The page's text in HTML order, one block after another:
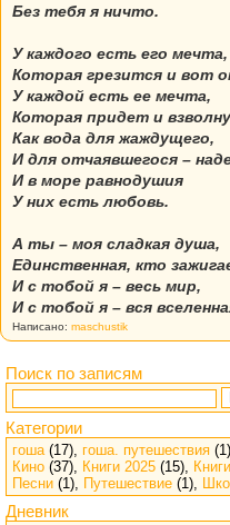
Без тебя я ничто.
У каждого есть его мечта,
Которая грезится и вот
У каждой есть ее мечта,
Которая придет и
Как вода для жаждущего,
И для отчаявшегося –
И в море равнодушия
У них есть любовь.
А ты – моя сладкая душа,
Единственная, кто
И с тобой я – весь мир,
И с тобой я – вся
Написано: maschustik
Поиск по записям
Категории
гоша(17), гоша. путешествия
Кино (37), Книги 2025 (15),
Песни (1), Путешествие (1),
Дневник